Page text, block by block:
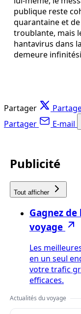
publique reste
quarantaine et
troublante, mais
hantavirus dans
demeure
Partager
Partager
E-mail
Publicité
Tout afficher
Gagnez
voyage
Les
en un seul
votre trafic
efficaces.
Actualités du voyage